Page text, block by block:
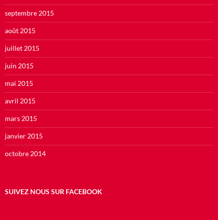
septembre 2015
août 2015
juillet 2015
juin 2015
mai 2015
avril 2015
mars 2015
janvier 2015
octobre 2014
SUIVEZ NOUS SUR FACEBOOK